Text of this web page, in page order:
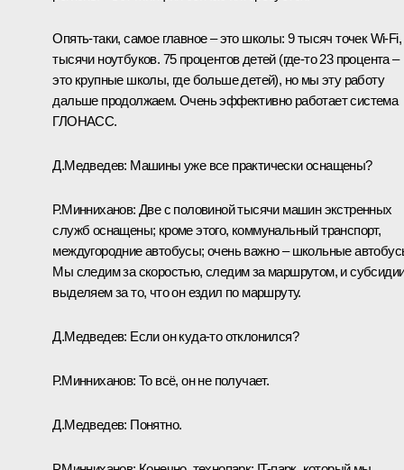
Опять‑таки, самое главное – это школы: 9 тысяч точек Wi-Fi,
тысячи ноутбуков. 75 процентов детей (где‑то 23 процента –
это крупные школы, где больше детей), но мы эту работу
дальше продолжаем. Очень эффективно работает система
ГЛОНАСС.
Д.Медведев: Машины уже все практически оснащены?
Р.Минниханов: Две с половиной тысячи машин экстренных
служб оснащены; кроме этого, коммунальный транспорт,
междугородние автобусы; очень важно – школьные
Мы следим за скоростью, следим за маршрутом, и
выделяем за то, что он ездил по маршруту.
Д.Медведев: Если он куда‑то отклонился?
Р.Минниханов: То всё, он не получает.
Д.Медведев: Понятно.